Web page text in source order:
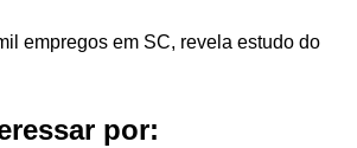
empregos em SC, revela estudo do
por: